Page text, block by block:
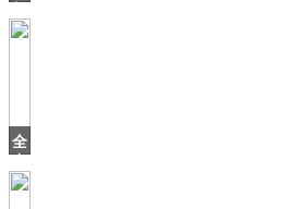
宜
定
引
全
压